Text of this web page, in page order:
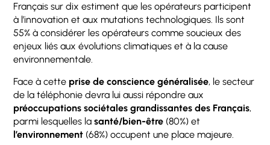
Français sur dix estiment que les opérateurs participent
à l’innovation et aux mutations technologiques. Ils sont
55% à considérer les opérateurs comme soucieux des
enjeux liés aux évolutions climatiques et à la cause
environnementale.
Face à cette prise de conscience généralisée, le secteur
de la téléphonie devra lui aussi répondre aux
préoccupations sociétales grandissantes des Français,
parmi lesquelles lasanté/bien-être (80%) et
l’environnement (68%) occupent une place majeure.